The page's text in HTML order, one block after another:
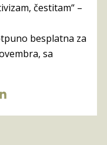
čestitam“ –
besplatna za
sa